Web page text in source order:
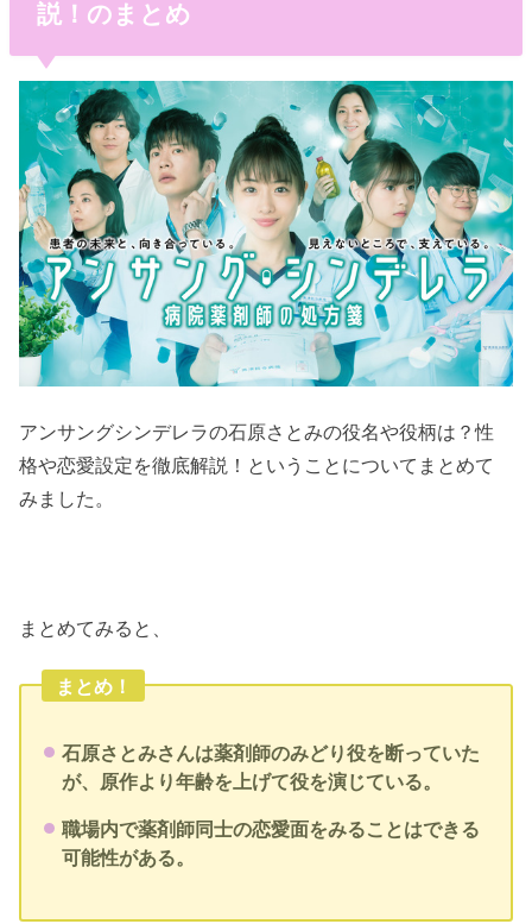
説！のまとめ
アンサングシンデレラの石原さとみの役名や役柄は？性
格や恋愛設定を徹底解説！ということについてまとめて
みました。
まとめてみると、
まとめ！
石原さとみさんは薬剤師のみどり役を断っていた
が、原作より年齢を上げて役を演じている。
職場内で薬剤師同士の恋愛面をみることはできる
可能性がある。